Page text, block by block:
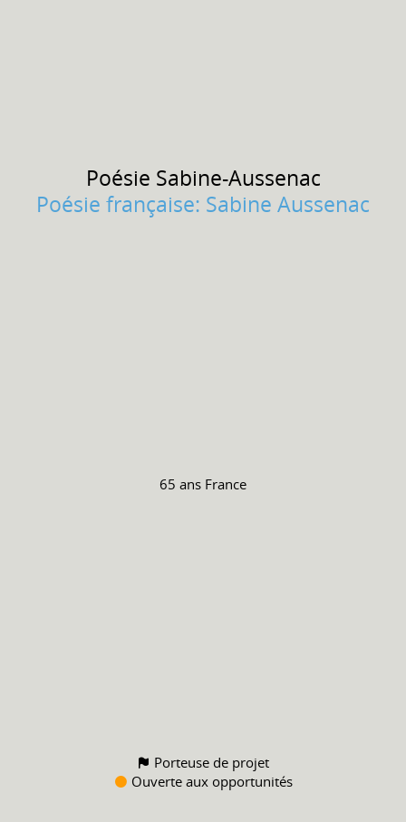
Poésie Sabine-Aussenac
Poésie française: Sabine Aussenac
65 ans France
Porteuse de projet
Ouverte aux opportunités